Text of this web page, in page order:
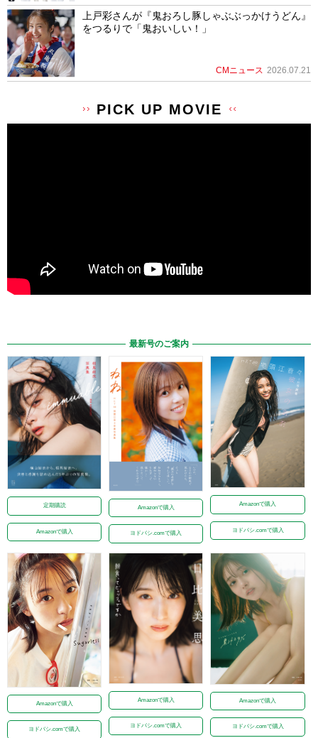
上戸彩さんが『鬼おろし豚しゃぶぶっかけうどん』
をつるりで「鬼おいしい！」
CMニュース 2026.07.21
PICK UP MOVIE
最新号のご案内
定期購読
Amazonで購入
Amazonで購入
ヨドバシ.comで購入
Amazonで購入
ヨドバシ.comで購入
Amazonで購入
ヨドバシ.comで購入
Amazonで購入
ヨドバシ.comで購入
Amazonで購入
ヨドバシ.comで購入